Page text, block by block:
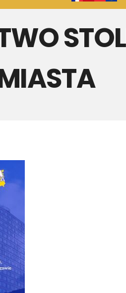
ПОГЛЯД
ПРОПОЗИЦІЯ КУХНІ РЕСТОРАНУ